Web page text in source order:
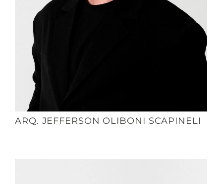
ARQ. JEFFERSON OLIBONI SCAPINELI